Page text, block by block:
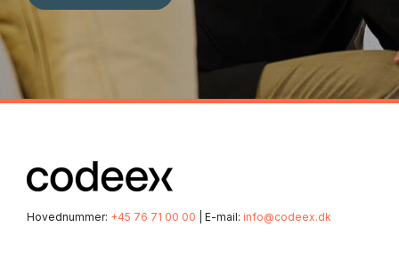
Hovednummer: +45 76 71 00 00 | E-mail: info@codeex.dk